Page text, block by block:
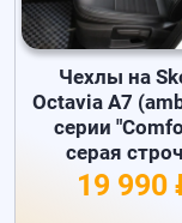
Чехлы на
Octavia A7
серии
серая
19 990